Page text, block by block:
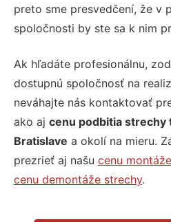
preto sme presvedčení, že v
spoločnosti by ste sa k nim
Ak hľadáte profesionálnu,
dostupnú spoločnosť na
neváhajte nás kontaktovať
ako aj cenu podbitia
Bratislave a okolí na mieru.
prezrieť aj našu cenu
cenu demontáže strechy.